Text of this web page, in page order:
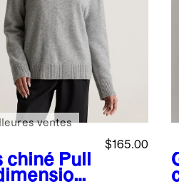
chiné Pull
$165.00
ventes